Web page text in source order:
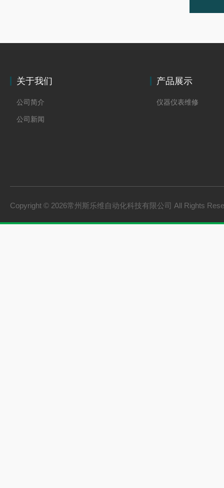
关于我们
公司简介
公司新闻
产品展示
仪器仪表维修
Copyright © 2026常州斯乐维自动化科技有限公司 All Rights